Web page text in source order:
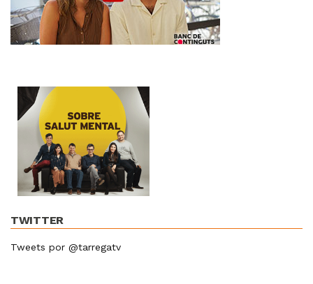
TWITTER
Tweets por @tarregatv